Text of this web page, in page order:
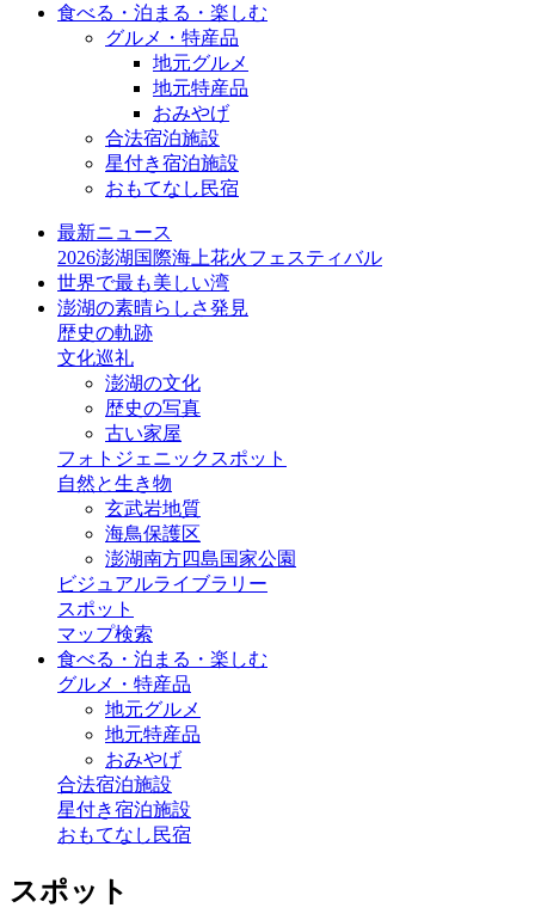
食べる・泊まる・楽しむ
グルメ・特産品
地元グルメ
地元特産品
おみやげ
合法宿泊施設
星付き宿泊施設
おもてなし民宿
最新ニュース
2026澎湖国際海上花火フェスティバル
世界で最も美しい湾
澎湖の素晴らしさ発見
歴史の軌跡
文化巡礼
澎湖の文化
歴史の写真
古い家屋
フォトジェニックスポット
自然と生き物
玄武岩地質
海鳥保護区
澎湖南方四島国家公園
ビジュアルライブラリー
スポット
マップ検索
食べる・泊まる・楽しむ
グルメ・特産品
地元グルメ
地元特産品
おみやげ
合法宿泊施設
星付き宿泊施設
おもてなし民宿
スポット